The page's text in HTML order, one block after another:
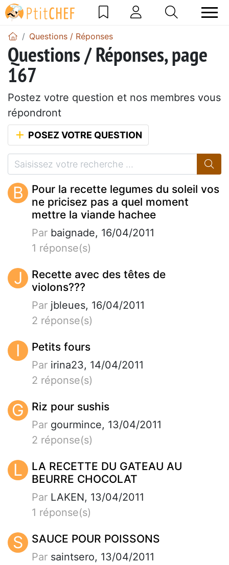
Questions / Réponses
Questions / Réponses, page
167
Postez votre question et nos membres vous
répondront
POSEZ VOTRE QUESTION
B
Pour la recette legumes du soleil vos
ne pricisez pas a quel moment
mettre la viande hachee
Par baignade, 16/04/2011
1 réponse(s)
J
Recette avec des têtes de
violons???
Par jbleues, 16/04/2011
2 réponse(s)
I Petits fours
Par irina23, 14/04/2011
2 réponse(s)
G Riz pour sushis
Par gourmince, 13/04/2011
2 réponse(s)
L
LA RECETTE DU GATEAU AU
BEURRE CHOCOLAT
Par LAKEN, 13/04/2011
1 réponse(s)
S SAUCE POUR POISSONS
Par saintsero, 13/04/2011